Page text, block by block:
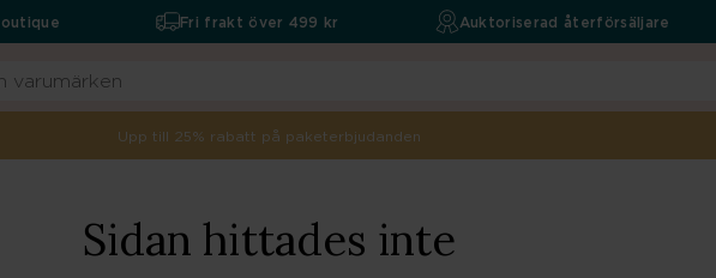
Fri frakt över 499 kr Auktoriserad återförsäljare
Upp till 25% rabatt på paketerbjudanden
Sidan hittades inte